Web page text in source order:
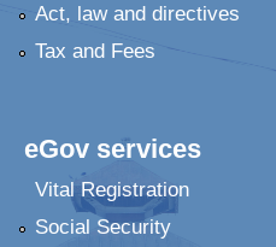
Act, law and directives
Tax and Fees
eGov services
Vital Registration
Social Security